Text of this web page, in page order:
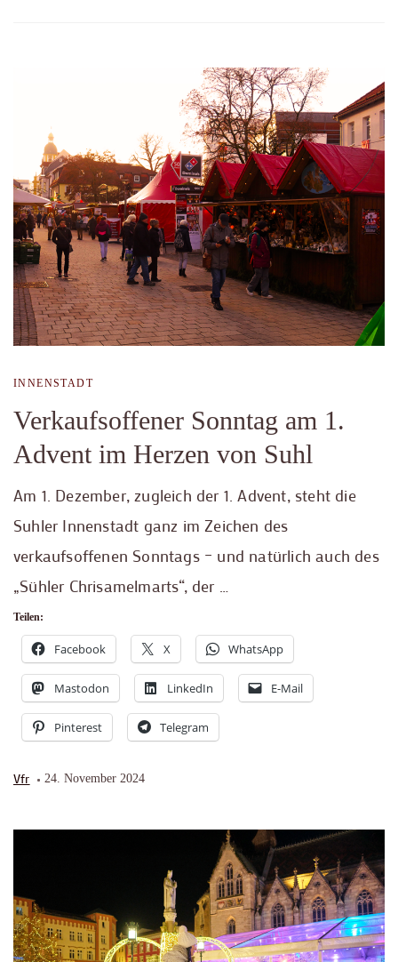
INNENSTADT
Verkaufsoffener Sonntag am 1.
Advent im Herzen von Suhl
Am 1. Dezember, zugleich der 1. Advent, steht die
Suhler Innenstadt ganz im Zeichen des
verkaufsoffenen Sonntags – und natürlich auch des
„Sühler Chrisamelmarts“, der …
Teilen:
Facebook X WhatsApp
Mastodon LinkedIn E-Mail
Pinterest Telegram
Vfr 24. November 2024